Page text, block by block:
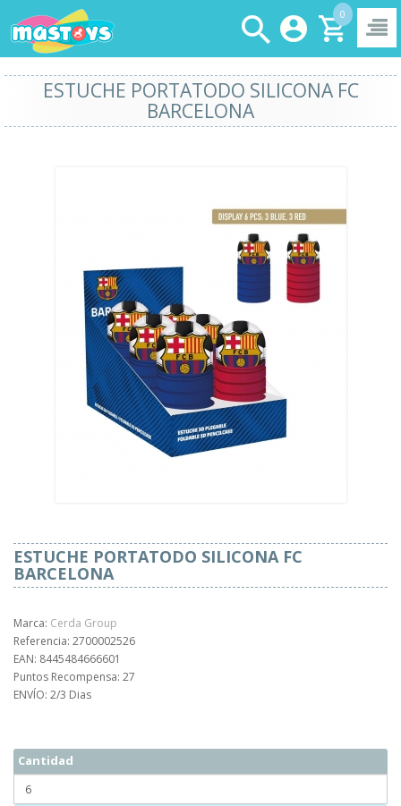
0
ESTUCHE PORTATODO SILICONA FC
BARCELONA
ESTUCHE PORTATODO SILICONA FC
BARCELONA
Marca: Cerda Group
Referencia: 2700002526
EAN: 8445484666601
Puntos Recompensa: 27
ENVÍO: 2/3 Dias
Cantidad